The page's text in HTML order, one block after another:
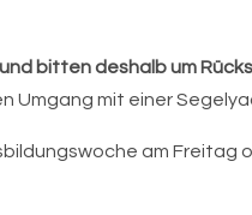
bitten deshalb um
Umgang mit einer
am Freitag